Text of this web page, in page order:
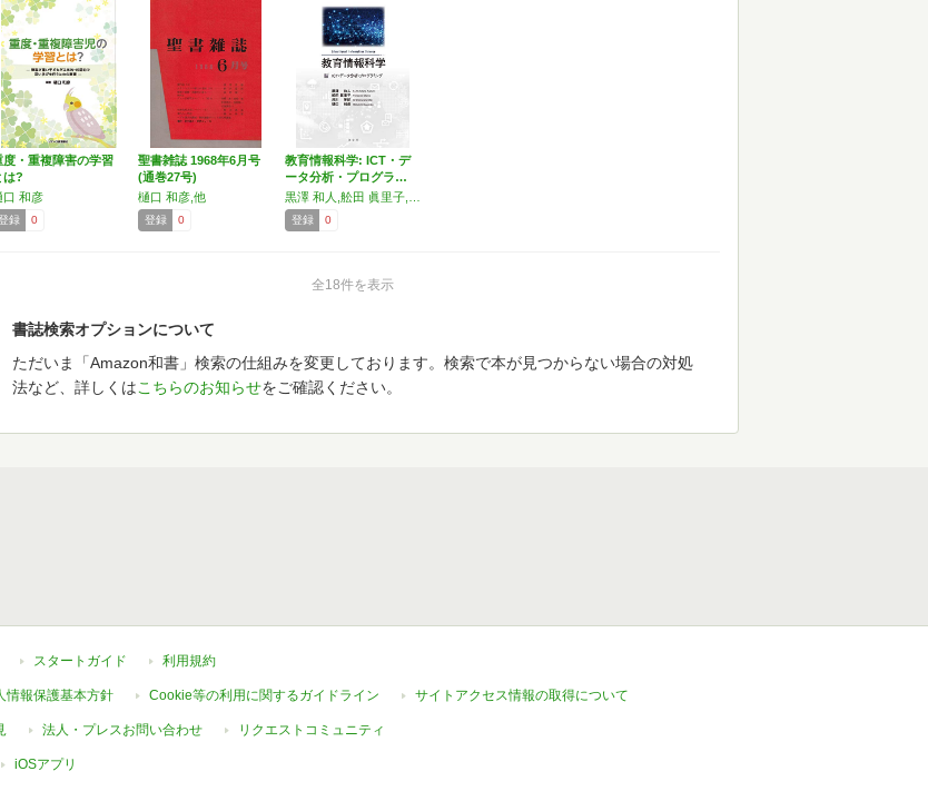
度・重複障害の学習
は?
口 和彦
録 0
聖書雑誌 1968年6月号
(通巻27号)
樋口 和彦,他
登録 0
教育情報科学: ICT・デ
ータ分析・プログラ…
登録 0
全18件を表示
書誌検索オプションについて
ただいま「Amazon和書」検索の仕組みを変更しております。検索で本が見つからない場合の対処
法など、詳しくはこちらのお知らせをご確認ください。
スタートガイド 利用規約
情報保護基本方針 Cookie等の利用に関するガイドライン サイトアクセス情報の取得について
法人・プレスお問い合わせ リクエストコミュニティ
iOSアプリ